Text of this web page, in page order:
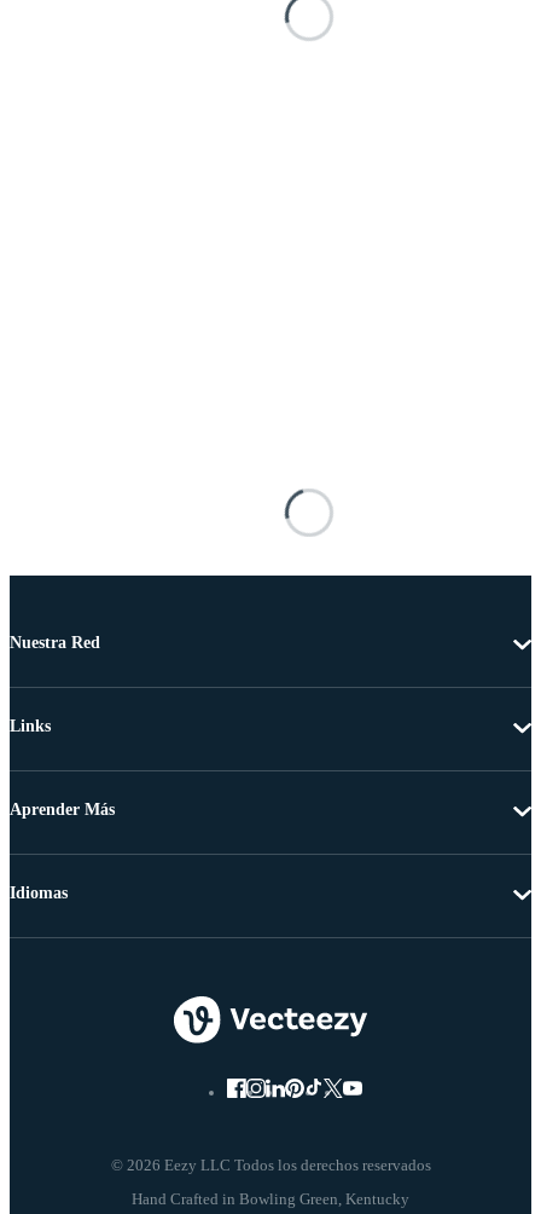
Nuestra Red
Links
Aprender Más
© 2026 Eezy LLC Todos los derechos reservados
Idiomas